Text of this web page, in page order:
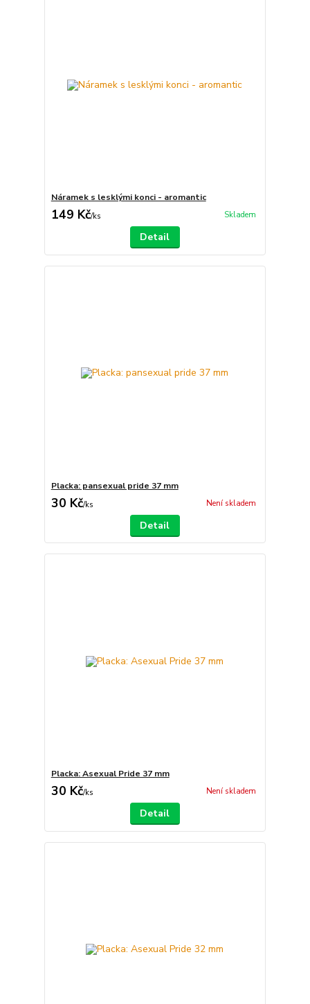
Náramek s lesklými konci - aromantic
149 Kč/ks Skladem
Detail
Placka: pansexual pride 37 mm
30 Kč/ks Není skladem
Detail
Placka: Asexual Pride 37 mm
30 Kč/ks Není skladem
Detail